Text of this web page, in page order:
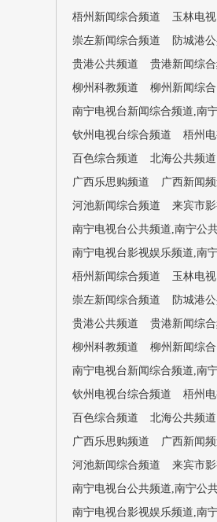
梧州新闻综合频道
玉林电
崇左新闻综合频道
防城港
贵港公共频道
贵港新闻综
柳州科教频道
柳州新闻综合
南宁电视台新闻综合频道,南
钦州电视台综合频道
梧州
百色综合频道
北海公共频道
广西乐思购频道
广西新闻
河池新闻综合频道
来宾市
南宁电视台公共频道,南宁公
南宁电视台影视娱乐频道,南
梧州新闻综合频道
玉林电
崇左新闻综合频道
防城港
贵港公共频道
贵港新闻综
柳州科教频道
柳州新闻综合
南宁电视台新闻综合频道,南
钦州电视台综合频道
梧州
百色综合频道
北海公共频道
广西乐思购频道
广西新闻
河池新闻综合频道
来宾市
南宁电视台公共频道,南宁公
南宁电视台影视娱乐频道,南